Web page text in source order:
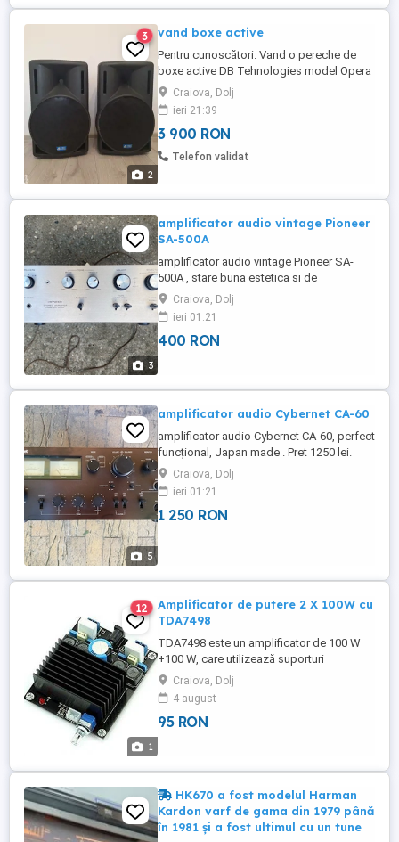
2
3 vand boxe active
Pentru cunoscători. Vand o pereche de
boxe active DB Tehnologies model Opera
Lyric 415 450+100 watts cu greutate 20kg
fiecare si sunt stare perfecta de
funcționare cu cabluri si stative originale.
Pentru mai multe detalii va rog sa ma
sunați la telefon .
Craiova, Dolj
ieri 21:39
3 900 RON
Telefon validat
3
amplificator audio vintage Pioneer
SA-500A
amplificator audio vintage Pioneer SA-
500A , stare buna estetica si de
functionare. Pret 400 lei .
Craiova, Dolj
ieri 01:21
400 RON
5
amplificator audio Cybernet CA-60
amplificator audio Cybernet CA-60, perfect
funcțional, Japan made . Pret 1250 lei.
Craiova, Dolj
ieri 01:21
1 250 RON
1
12
Amplificator de putere 2 X 100W cu
TDA7498
TDA7498 este un amplificator de 100 W
+100 W, care utilizează suporturi
monolitice integrate analogice si logice.
Reduce interferențele și îmbunătățește
calitatea sunetului. În plus, circuitele de
ieșire BCD6S de mare putere sunt
...
Craiova, Dolj
4 august
95 RON
HK670 a fost modelul Harman
Kardon varf de gama din 1979 până
în 1981 și a fost ultimul cu un tune